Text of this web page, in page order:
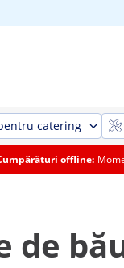
catering
offline:
de